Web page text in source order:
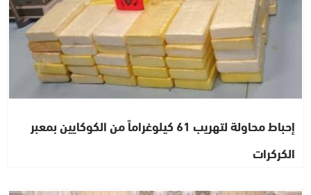
إحباط محاولة لتهريب 61 كيلوغراماً من الكوكايين بمعبر
الكركرات